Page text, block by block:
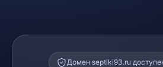
Домен septiki93.ru